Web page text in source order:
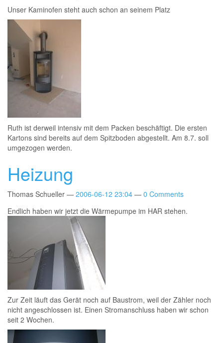
Unser Kaminofen steht auch schon an seinem Platz
Ruth ist derweil intensiv mit dem Packen beschäftigt. Die ersten
Kartons sind bereits auf dem Spitzboden abgestellt. Am 8.7. soll
umgezogen werden.
Heizung
Thomas Schueller 2006-06-12 23:04
0 Comments
Endlich haben wir jetzt die Wärmepumpe im HAR stehen.
Zur Zeit läuft das Gerät noch auf Baustrom, weil der Zähler noch
nicht angeschlossen ist. Einen Stromanschluss haben wir schon
seit 2 Wochen.